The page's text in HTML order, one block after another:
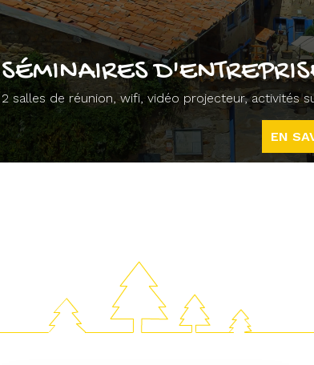
SÉMINAIRES
2 salles de réunion, wifi, vidéo projecteur, activités
EN